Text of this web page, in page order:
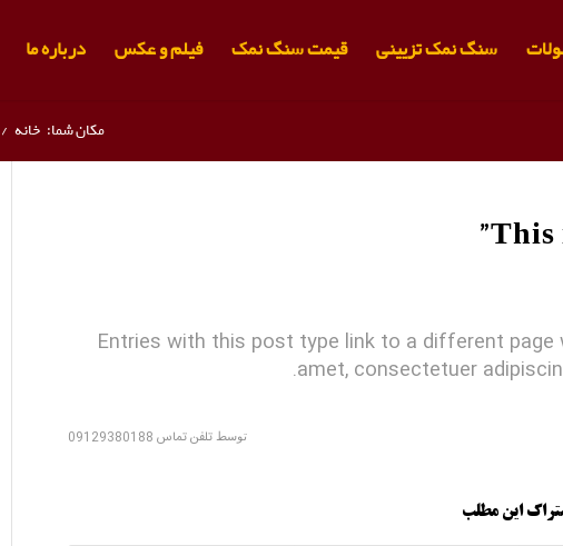
سنگ نمک تزیینی قیمت سنگ نمک فیلم و عکس درباره ما
مکان شما: خانه /
This
Entries with this post type link to a different
amet, consectetuer
توسط تلفن تماس 09129380188
این مطلب